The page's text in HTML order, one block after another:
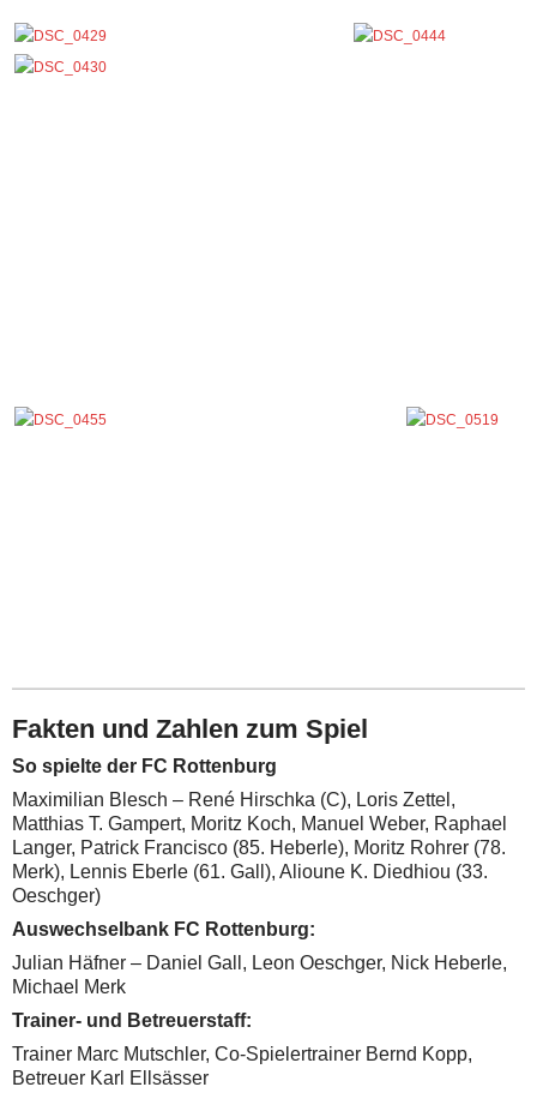
Fakten und Zahlen zum Spiel
So spielte der FC Rottenburg
Maximilian Blesch – René Hirschka (C), Loris Zettel,
Matthias T. Gampert, Moritz Koch, Manuel Weber, Raphael
Langer, Patrick Francisco (85. Heberle), Moritz Rohrer (78.
Merk), Lennis Eberle (61. Gall), Alioune K. Diedhiou (33.
Oeschger)
Auswechselbank FC Rottenburg:
Julian Häfner – Daniel Gall, Leon Oeschger, Nick Heberle,
Michael Merk
Trainer- und Betreuerstaff:
Trainer Marc Mutschler, Co-Spielertrainer Bernd Kopp,
Betreuer Karl Ellsässer